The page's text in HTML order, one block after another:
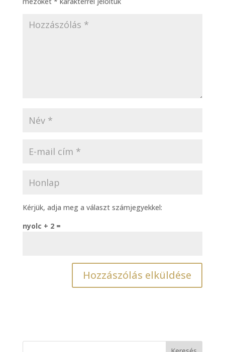
Kérjük, adja meg a választ számjegyekkel:
nyolc + 2 =